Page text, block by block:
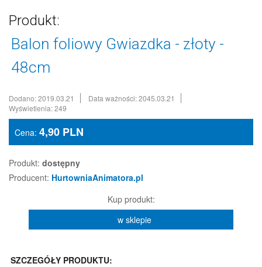
Produkt:
Balon foliowy Gwiazdka - złoty -
48cm
Dodano: 2019.03.21
Data ważności: 2045.03.21
Wyświetlenia: 249
Cena: 4,90 PLN
Produkt: dostępny
Producent: HurtowniaAnimatora.pl
Kup produkt:
w sklepie
SZCZEGÓŁY PRODUKTU: